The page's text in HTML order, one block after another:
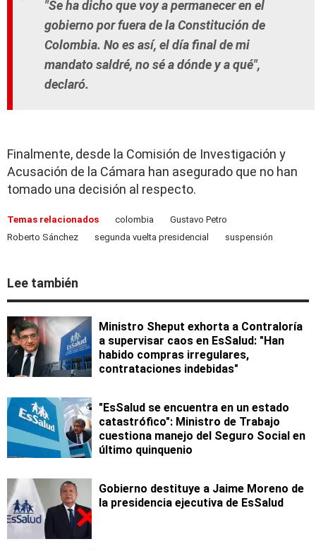
"Se ha dicho que voy a permanecer en el
gobierno por fuera de la Constitución de
Colombia. No es así, el día final de mi
mandato saldré, no sé a dónde y a qué",
declaró.
Finalmente, desde la Comisión de Investigación y
Acusación de la Cámara han asegurado que no han
tomado una decisión al respecto.
Temas relacionados colombia
Gustavo Petro
Roberto Sánchez
segunda vuelta presidencial suspensión
Lee también
Ministro Sheput exhorta a Contraloría
a supervisar caos en EsSalud: "Han
habido compras irregulares,
contrataciones indebidas"
"EsSalud se encuentra en un estado
catastrófico": Ministro de Trabajo
cuestiona manejo del Seguro Social en
último quinquenio
Gobierno destituye a Jaime Moreno de
la presidencia ejecutiva de EsSalud